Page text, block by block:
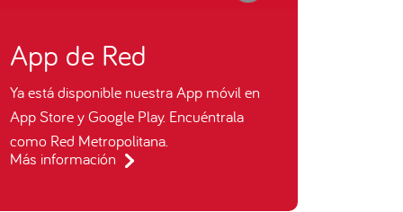
App de Red
Ya está disponible nuestra App móvil en
App Store y Google Play. Encuéntrala
como Red Metropolitana.
Más información